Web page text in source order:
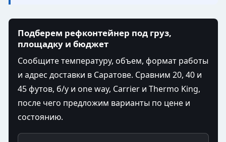
Подберем рефконтейнер под груз,
площадку и бюджет
Сообщите температуру, объем, формат работы
и адрес доставки в Саратове. Сравним 20, 40 и
45 футов, б/у и one way, Carrier и Thermo King,
после чего предложим варианты по цене и
состоянию.